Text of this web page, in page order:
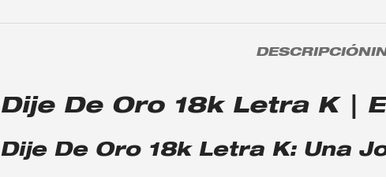
DESCRIPCIÓN
Dije De Oro 18k Letra K |
Dije De Oro 18k Letra K: Una